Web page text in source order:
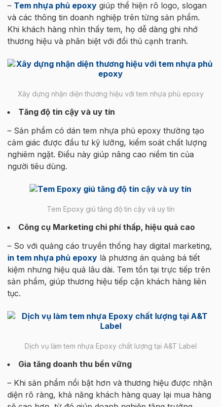
– Tem nhựa phủ epoxy giúp thể hiện rõ logo, slogan
và các thông tin doanh nghiệp trên từng sản phẩm.
Khi khách hàng nhìn thấy tem, họ dễ dàng ghi nhớ
thương hiệu và phân biệt với đổi thủ cạnh tranh.
Xây dựng nhận diện thương hiệu với tem nhựa phủ epoxy
Tăng độ tin cậy và uy tín
– Sản phẩm có dán tem nhựa phủ epoxy thường tạo
cảm giác được đầu tư kỹ lưỡng, kiểm soát chất lượng
nghiêm ngặt. Điều này giúp nâng cao niềm tin của
người tiêu dùng.
Tem Epoxy giú tăng độ tin cậy và uy tín
Công cụ Marketing chi phí thấp, hiệu quả cao
– So với quảng cáo truyền thống hay digital marketing,
in tem nhựa phủ epoxy là phương án quảng bá tiết
kiệm nhưng hiệu quả lâu dài. Tem tồn tại trực tiếp trên
sản phẩm, giúp thương hiệu tiếp cận khách hàng liên
tục.
Dịch vụ làm tem nhựa Epoxy chất lượng tại A&T Label
Gia tăng doanh thu bền vững
– Khi sản phẩm nổi bật hơn và thương hiệu được nhận
diện rõ ràng, khả năng khách hàng quay lại mua hàng